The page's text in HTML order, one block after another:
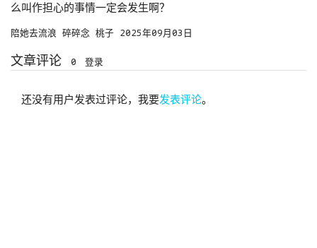
么叫作担心的事情一定会发生啊？
陪她去流浪 碎碎念 桃子 2025年09月03日
文章评论 0 登录
还没有用户发表过评论，我要发表评论。